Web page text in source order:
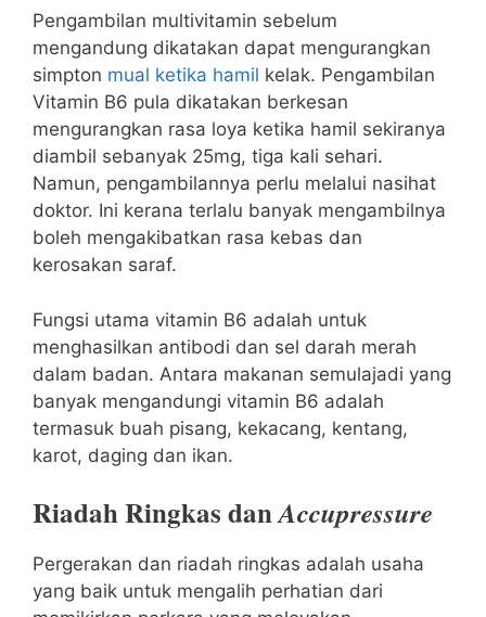
Pengambilan multivitamin sebelum
mengandung dikatakan dapat mengurangkan
simpton mual ketika hamil kelak. Pengambilan
Vitamin B6 pula dikatakan berkesan
mengurangkan rasa loya ketika hamil sekiranya
diambil sebanyak 25mg, tiga kali sehari.
Namun, pengambilannya perlu melalui nasihat
doktor. Ini kerana terlalu banyak mengambilnya
boleh mengakibatkan rasa kebas dan
kerosakan saraf.
Fungsi utama vitamin B6 adalah untuk
menghasilkan antibodi dan sel darah merah
dalam badan. Antara makanan semulajadi yang
banyak mengandungi vitamin B6 adalah
termasuk buah pisang, kekacang, kentang,
karot, daging dan ikan.
Riadah Ringkas danAccupressure
Pergerakan dan riadah ringkas adalah usaha
yang baik untuk mengalih perhatian dari